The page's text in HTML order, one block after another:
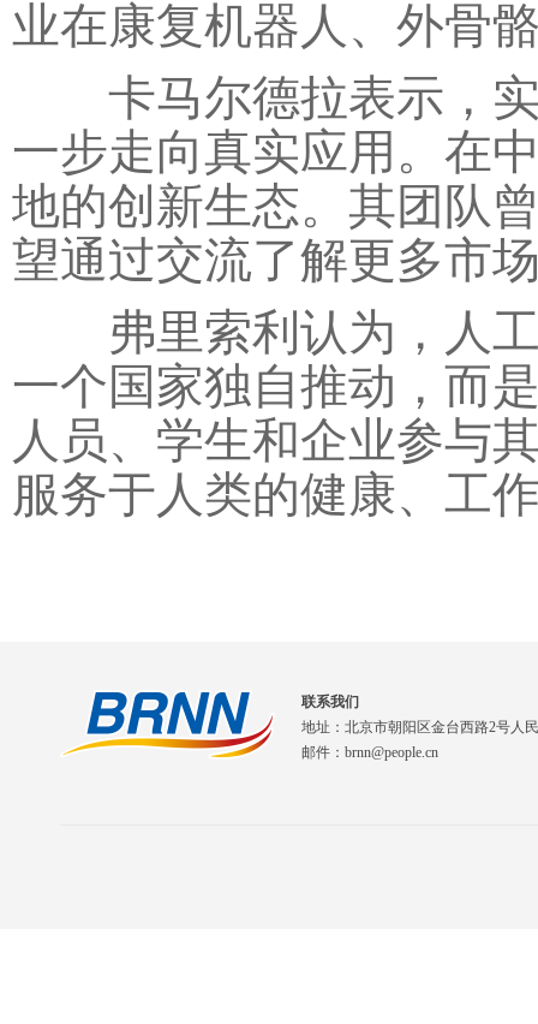
业在康复机器人、外骨
卡马尔德拉表示，实
一步走向真实应用。在
地的创新生态。其团队
望通过交流了解更多市
弗里索利认为，人工
一个国家独自推动，而
人员、学生和企业参与
服务于人类的健康、工
联系我们
地址：北京市朝阳区金台西路2号人
邮件：brnn@people.cn